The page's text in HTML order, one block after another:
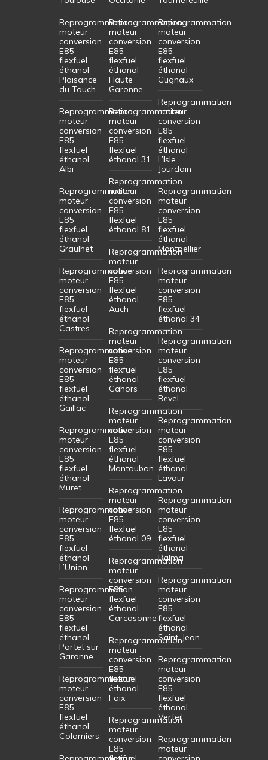
Reprogrammation
moteur
conversion
E85
flexfuel
éthanol
Plaisance
du Touch
Reprogrammation
moteur
conversion
E85
flexfuel
éthanol
Albi
Reprogrammation
moteur
conversion
E85
flexfuel
éthanol
Graulhet
Reprogrammation
moteur
conversion
E85
flexfuel
éthanol
Castres
Reprogrammation
moteur
conversion
E85
flexfuel
éthanol
Gaillac
Reprogrammation
moteur
conversion
E85
flexfuel
éthanol
Muret
Reprogrammation
moteur
conversion
E85
flexfuel
éthanol
L’Union
Reprogrammation
moteur
conversion
E85
flexfuel
éthanol
Portet sur
Garonne
Reprogrammation
moteur
conversion
E85
flexfuel
éthanol
Colomiers
Reprogrammation
moteur
conversion
E85
flexfuel
éthanol
Haute
Garonne
Reprogrammation
moteur
conversion
E85
flexfuel
éthanol 31
Reprogrammation
moteur
conversion
E85
flexfuel
éthanol 81
Reprogrammation
moteur
conversion
E85
flexfuel
éthanol
Auch
Reprogrammation
moteur
conversion
E85
flexfuel
éthanol
Cahors
Reprogrammation
moteur
conversion
E85
flexfuel
éthanol
Montauban
Reprogrammation
moteur
conversion
E85
flexfuel
éthanol 09
Reprogrammation
moteur
conversion
E85
flexfuel
éthanol
Carcasonne
Reprogrammation
moteur
conversion
E85
flexfuel
éthanol
Foix
Reprogrammation
moteur
conversion
E85
Reprogrammation
moteur
conversion
E85
flexfuel
éthanol
Cugnaux
Reprogrammation
moteur
conversion
E85
flexfuel
éthanol
L’Isle
Jourdain
Reprogrammation
moteur
conversion
E85
flexfuel
éthanol
Montpellier
Reprogrammation
moteur
conversion
E85
flexfuel
éthanol 34
Reprogrammation
moteur
conversion
E85
flexfuel
éthanol
Revel
Reprogrammation
moteur
conversion
E85
flexfuel
éthanol
Lavaur
Reprogrammation
moteur
conversion
E85
flexfuel
éthanol
Balma
Reprogrammation
moteur
conversion
E85
flexfuel
éthanol
Saint-Jean
Reprogrammation
moteur
conversion
E85
flexfuel
éthanol
Verfeil
Reprogrammation
moteur